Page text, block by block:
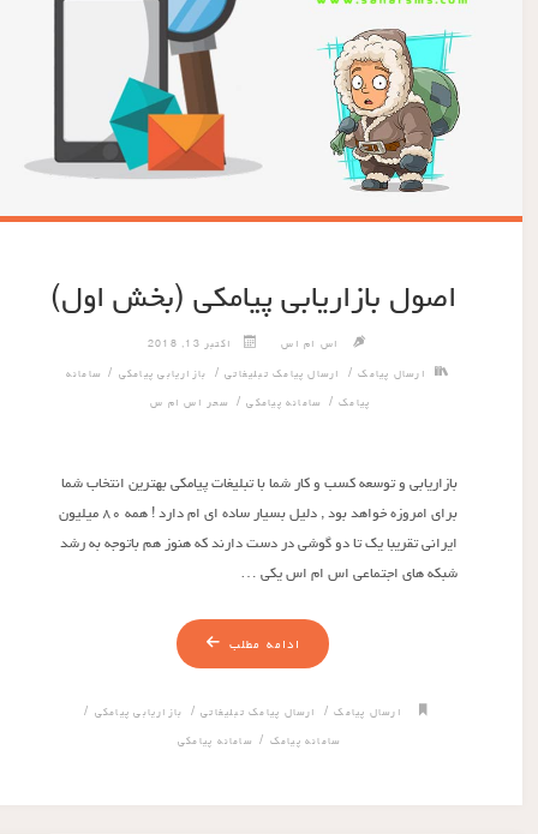
اصول بازاریابی پیامکی (بخش اول)
اس ام اس اکتبر 13, 2018
ارسال پیامک/ ارسال پیامک تبلیغاتی/ بازاریابی پیامکی/ سامانه
پیامک / سامانه پیامکی/ سحر اس ام س
بازاریابی و توسعه کسب و کار شما با تبلیغات پیامکی بهترین انتخاب شما
برای امروزه خواهد بود , دلیل بسیار ساده ای ام دارد ! همه ۸۰ میلیون
ایرانی تقریبا یک تا دو گوشی در دست دارند که هنوز هم باتوجه به رشد
شبکه های اجتماعی اس ام اس یکی …
ادامه مطلب
ارسال پیامک/ ارسال پیامک تبلیغاتی/ بازاریابی پیامکی/
سامانه پیامک/ سامانه پیامکی